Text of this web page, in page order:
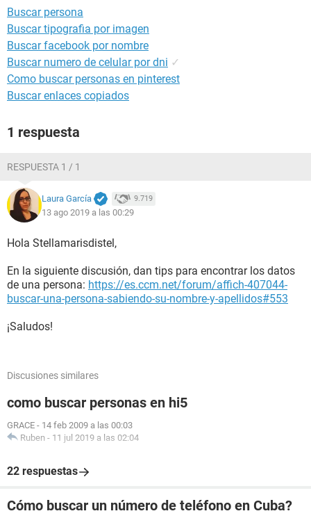
Buscar persona
Buscar tipografia por imagen
Buscar facebook por nombre
Buscar numero de celular por dni ✓
Como buscar personas en pinterest
Buscar enlaces copiados
1 respuesta
RESPUESTA 1 / 1
Laura García 9.719
13 ago 2019 a las 00:29
Hola Stellamarisdistel,
En la siguiente discusión, dan tips para encontrar los datos
de una persona: https://es.ccm.net/forum/affich-407044-
buscar-una-persona-sabiendo-su-nombre-y-apellidos#553
¡Saludos!
Discusiones similares
como buscar personas en hi5
GRACE - 14 feb 2009 a las 00:03
Ruben - 11 jul 2019 a las 02:04
22 respuestas
Cómo buscar un número de teléfono en Cuba?